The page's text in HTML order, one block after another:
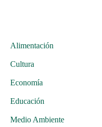
Alimentación
Cultura
Economía
Educación
Medio Ambiente